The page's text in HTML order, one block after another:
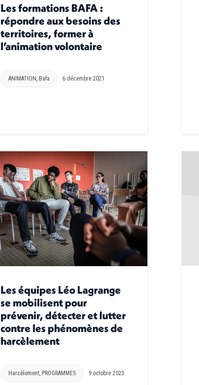
Les formations BAFA :
répondre aux besoins des
territoires, former à
l’animation volontaire
ANIMATION , Bafa 6 décembre 2021
Les équipes Léo Lagrange
se mobilisent pour
prévenir, détecter et lutter
contre les phénomènes de
harcèlement
Harcèlement PROGRAMMES 9 octobre 2023